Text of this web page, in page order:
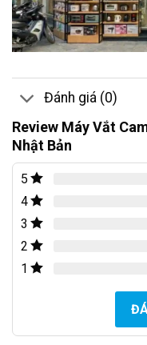
Đánh giá (0)
Review Máy Vắt
Nhật Bản
5
4
3
2
1